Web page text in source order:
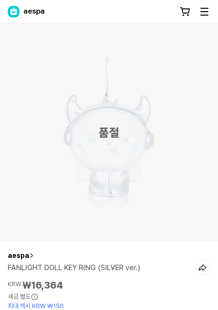
aespa
품절
aespa
FANLIGHT DOLL KEY RING (SILVER ver.)
KRW₩16,364
세금 별도
최대 캐시 KRW ₩150